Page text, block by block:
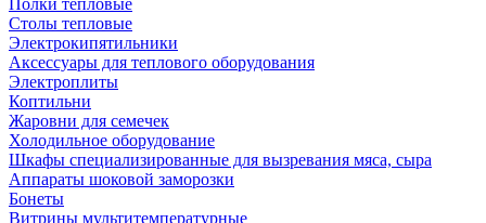
Полки тепловые
Столы тепловые
Электрокипятильники
Аксессуары для теплового оборудования
Электроплиты
Коптильни
Жаровни для семечек
Холодильное оборудование
Шкафы специализированные для вызревания мяса, сыра
Аппараты шоковой заморозки
Бонеты
Витрины мультитемпературные